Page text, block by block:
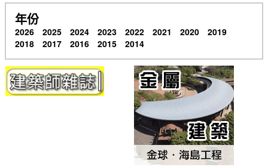
年份
2026 2025 2024 2023 2022 2021 2020
2019
2018
2017 2016 2015 2014